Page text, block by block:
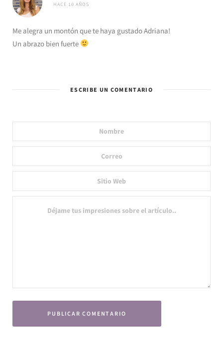
HACE 10 AÑOS
Me alegra un montón que te haya gustado Adriana!
Un abrazo bien fuerte
ESCRIBE UN COMENTARIO